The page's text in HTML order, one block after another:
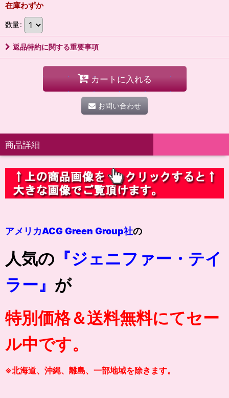
在庫わずか
数量:
返品特約に関する重要事項
カートに入れる
お問い合わせ
商品詳細
アメリカACG Green Group社の
人気の 『ジェニファー・テイ
ラー』 が
特別価格＆送料無料にてセー
ル中です。
※北海道、沖縄、離島、一部地域を除きます。